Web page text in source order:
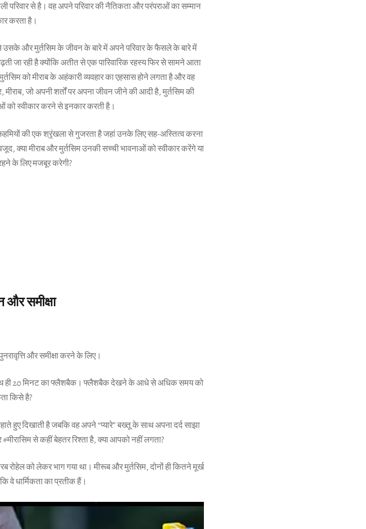
परिवार से है। वह अपने परिवार की नैतिकता और परंपराओं का सम्मान
करता है।
उसके और मुर्तसिम के जीवन के बारे में अपने परिवार के फैसले के बारे में
जा रही है क्योंकि अतीत से एक पारिवारिक रहस्य फिर से सामने आता
को मीराब के अहंकारी व्यवहार का एहसास होने लगता है और वह
जो अपनी शर्तों पर अपना जीवन जीने की आदी है, मुर्तसिम की
को स्वीकार करने से इनकार करती है।
की एक श्रृंखला से गुजरता है जहां उनके लिए सह-अस्तित्व करना
क्या मीराब और मुर्तसिम उनकी सच्ची भावनाओं को स्वीकार करेंगे या
के लिए मजबूर करेगी?
और समीक्षा
और समीक्षा करने के लिए।
ही 20 मिनट का फ्लैशबैक। फ्लैशबैक देखने के आधे से अधिक समय को
किसे है?
हुए दिखाती है जबकि वह अपने “प्यारे” बख्तू के साथ अपना दर्द साझा
से कहीं बेहतर रिश्ता है, क्या आपको नहीं लगता?
रोहेल को लेकर भाग गया था। मीरूब और मुर्तसिम, दोनों ही कितने मूर्ख
वे धार्मिकता का प्रतीक हैं।